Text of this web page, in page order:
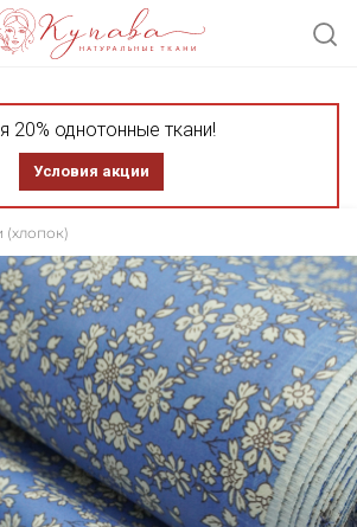
20% однотонные ткани!
Условия акции
(хлопок)